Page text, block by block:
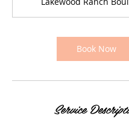
0
m
n
Book Now
Service